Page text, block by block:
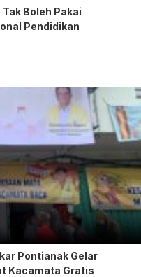
Boleh Pakai
Pendidikan
Pontianak Gelar
Kacamata Gratis